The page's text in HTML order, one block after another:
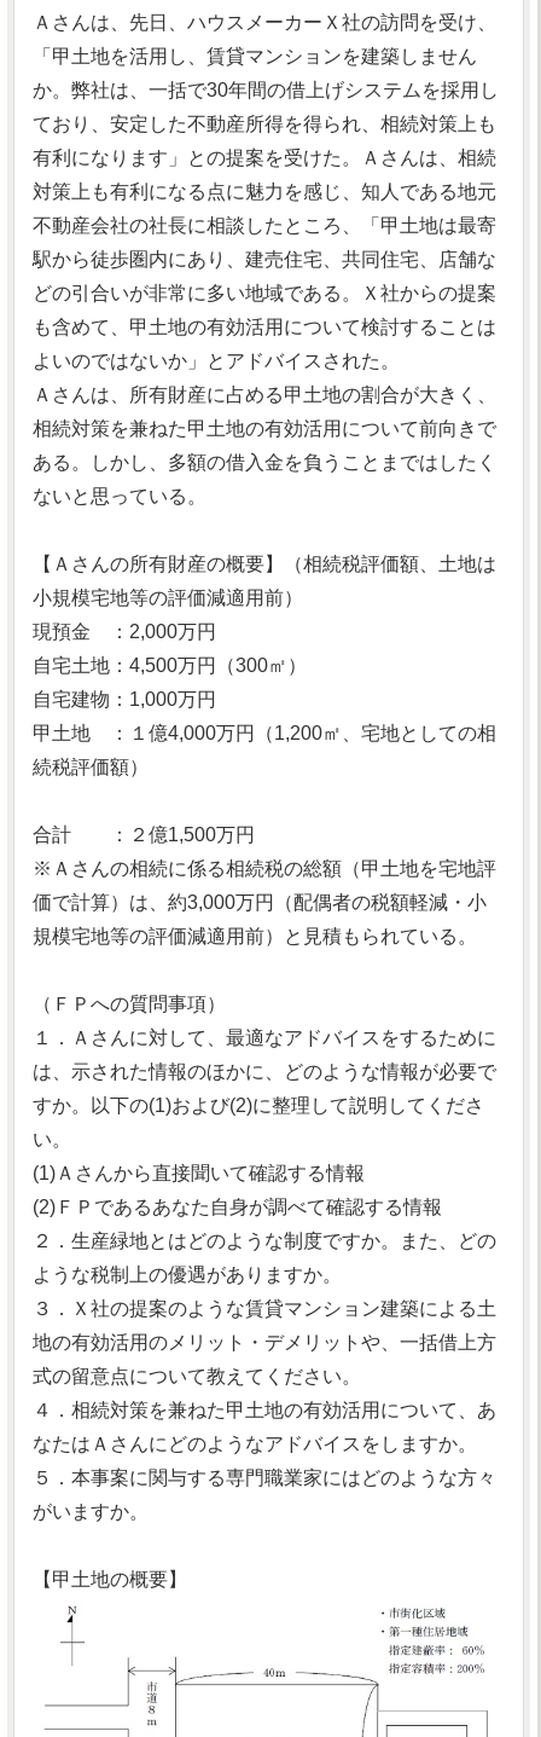
Ａさんは、先日、ハウスメーカーＸ社の訪問を受け、
「甲土地を活用し、賃貸マンションを建築しません
か。弊社は、一括で30年間の借上げシステムを採用し
ており、安定した不動産所得を得られ、相続対策上も
有利になります」との提案を受けた。Ａさんは、相続
対策上も有利になる点に魅力を感じ、知人である地元
不動産会社の社長に相談したところ、「甲土地は最寄
駅から徒歩圏内にあり、建売住宅、共同住宅、店舗な
どの引合いが非常に多い地域である。Ｘ社からの提案
も含めて、甲土地の有効活用について検討することは
よいのではないか」とアドバイスされた。
Ａさんは、所有財産に占める甲土地の割合が大きく、
相続対策を兼ねた甲土地の有効活用について前向きで
ある。しかし、多額の借入金を負うことまではしたく
ないと思っている。
【Ａさんの所有財産の概要】（相続税評価額、土地は
小規模宅地等の評価減適用前）
現預金 ：2,000万円
自宅土地：4,500万円（300㎡）
自宅建物：1,000万円
甲土地 ：１億4,000万円（1,200㎡、宅地としての相
続税評価額）
合計 ：２億1,500万円
※Ａさんの相続に係る相続税の総額（甲土地を宅地評
価で計算）は、約3,000万円（配偶者の税額軽減・小
規模宅地等の評価減適用前）と見積もられている。
（ＦＰへの質問事項）
１．Ａさんに対して、最適なアドバイスをするために
は、示された情報のほかに、どのような情報が必要で
すか。以下の(1)および(2)に整理して説明してくださ
い。
(1)Ａさんから直接聞いて確認する情報
(2)ＦＰであるあなた自身が調べて確認する情報
２．生産緑地とはどのような制度ですか。また、どの
ような税制上の優遇がありますか。
３．Ｘ社の提案のような賃貸マンション建築による土
地の有効活用のメリット・デメリットや、一括借上方
式の留意点について教えてください。
４．相続対策を兼ねた甲土地の有効活用について、あ
なたはＡさんにどのようなアドバイスをしますか。
５．本事案に関与する専門職業家にはどのような方々
がいますか。
【甲土地の概要】